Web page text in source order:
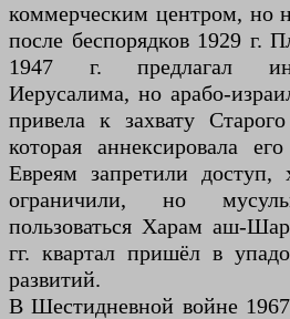
коммерческим центром, но
после беспорядков 1929 г.
1947 г. предлагал
Иерусалима, но арабо-
привела к захвату
которая аннексировала
Евреям запретили доступ,
ограничили, но
пользоваться Харам аш-
гг. квартал пришёл в
развитий.
В Шестидневной войне 1967